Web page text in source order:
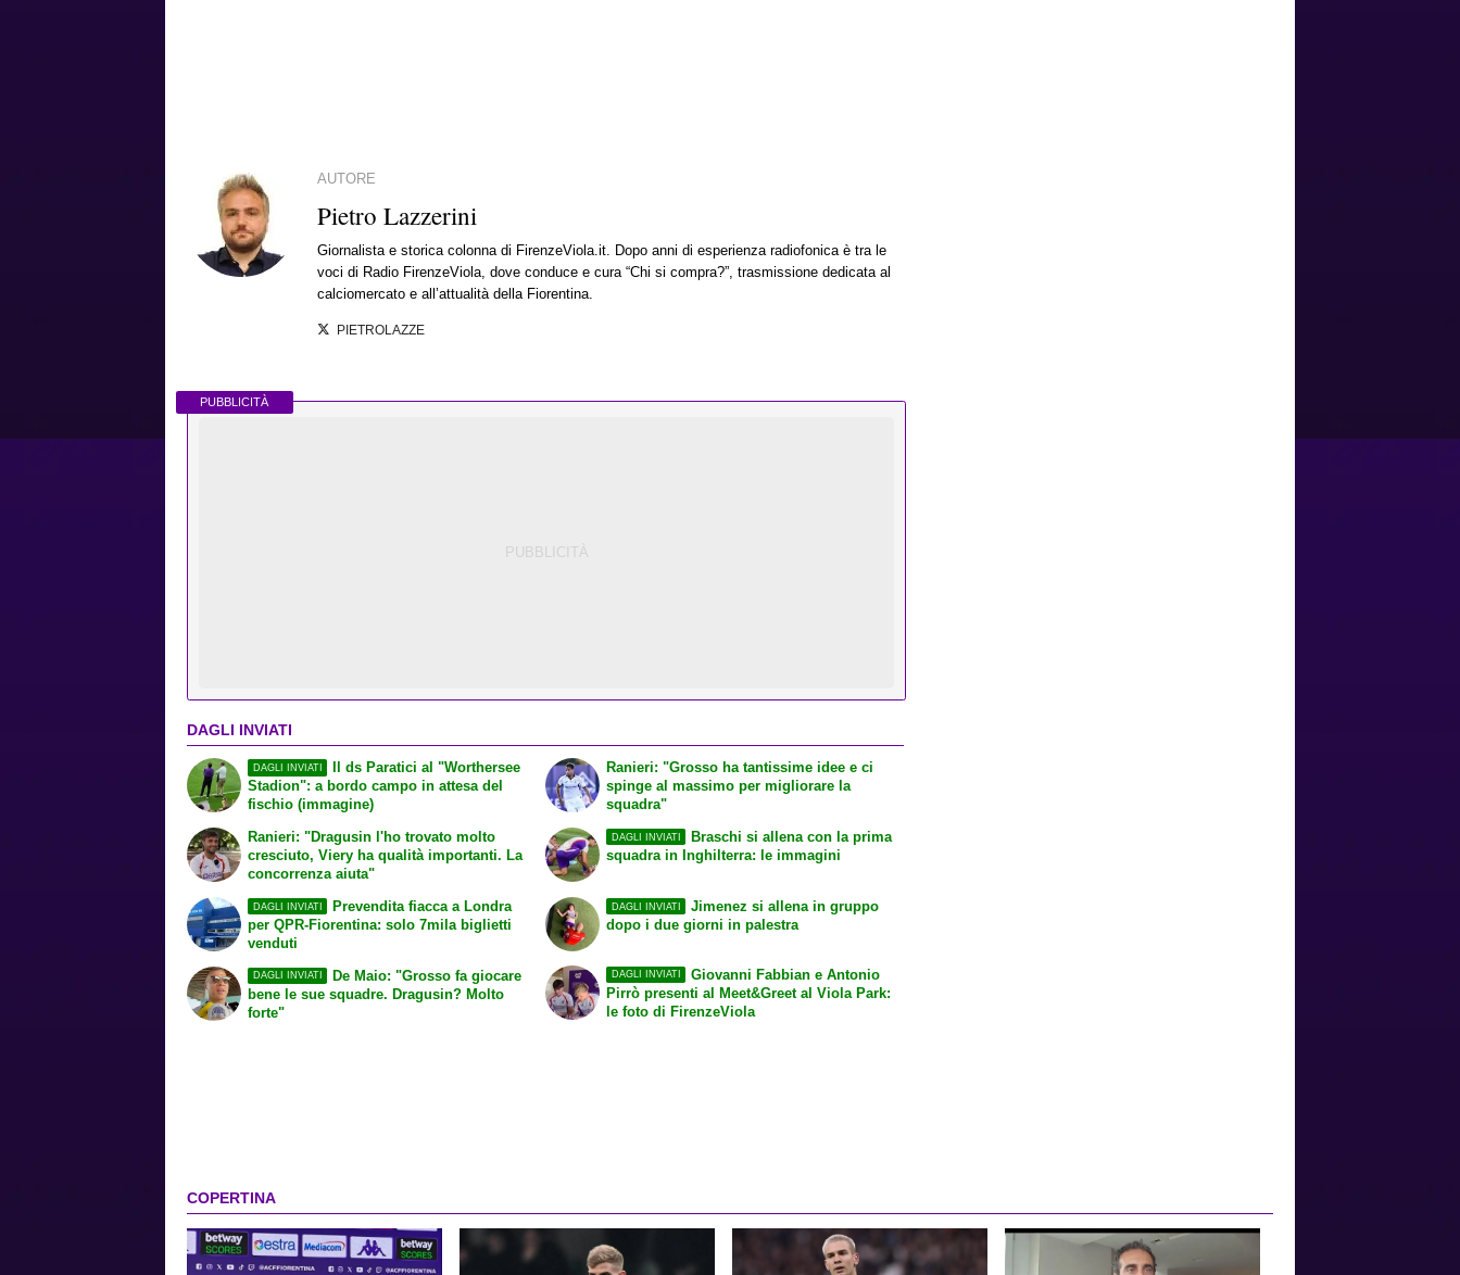
AUTORE
Pietro Lazzerini
Giornalista e storica colonna di FirenzeViola.it. Dopo anni di esperienza radiofonica è tra le
voci di Radio FirenzeViola, dove conduce e cura “Chi si compra?”, trasmissione dedicata al
calciomercato e all’attualità della Fiorentina.
PIETROLAZZE
PUBBLICITÀ
DAGLI INVIATI
DAGLI INVIATI
Il ds Paratici al "Worthersee
Stadion": a bordo campo in attesa del
fischio (immagine)
Ranieri: "Dragusin l'ho trovato molto
cresciuto, Viery ha qualità importanti. La
concorrenza aiuta"
Ranieri: "Grosso ha tantissime idee e ci
spinge al massimo per migliorare la
squadra"
DAGLI INVIATI
Braschi si allena con la prima
squadra in Inghilterra: le immagini
DAGLI INVIATI
Prevendita fiacca a Londra
per QPR-Fiorentina: solo 7mila biglietti
venduti
DAGLI INVIATI
De Maio: "Grosso fa giocare
bene le sue squadre. Dragusin? Molto
forte"
DAGLI INVIATI
Jimenez si allena in gruppo
dopo i due giorni in palestra
DAGLI INVIATI
Giovanni Fabbian e Antonio
Pirrò presenti al Meet&Greet al Viola Park:
le foto di FirenzeViola
COPERTINA